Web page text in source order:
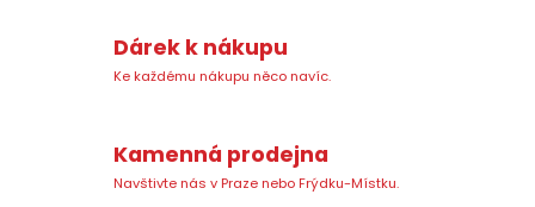
Dárek k nákupu
Ke každému nákupu něco navíc.
Kamenná prodejna
Navštivte nás v Praze nebo Frýdku-Místku.